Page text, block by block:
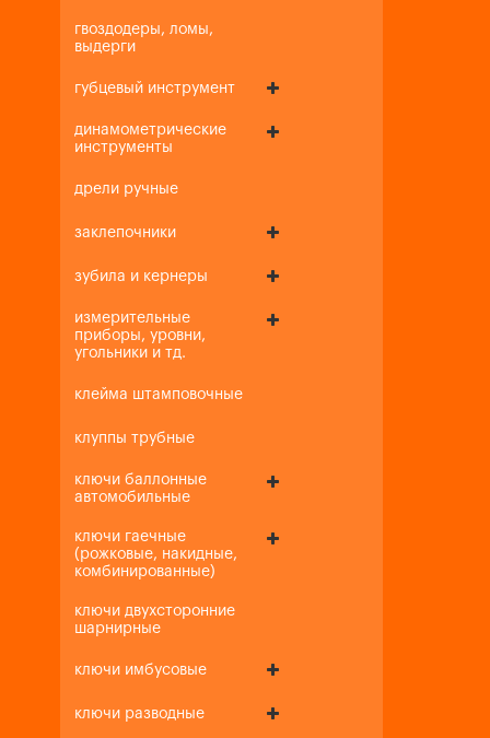
гвоздодеры, ломы,
выдерги
губцевый инструмент
динамометрические
инструменты
дрели ручные
заклепочники
зубила и кернеры
измерительные
приборы, уровни,
угольники и тд.
клейма штамповочные
клуппы трубные
ключи баллонные
автомобильные
ключи гаечные
(рожковые, накидные,
комбинированные)
ключи двухсторонние
шарнирные
ключи имбусовые
ключи разводные